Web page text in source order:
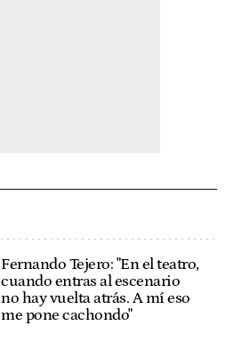
Fernando Tejero: "En el teatro,
cuando entras al escenario
no hay vuelta atrás. A mí eso
me pone cachondo"